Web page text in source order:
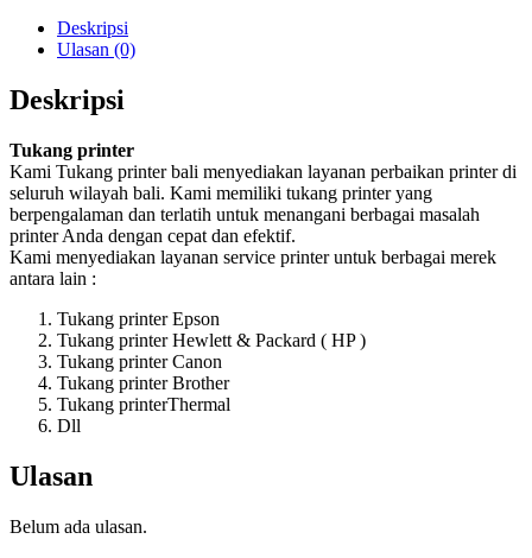
Deskripsi
Ulasan (0)
Deskripsi
Tukang printer
Kami Tukang printer bali menyediakan layanan perbaikan printer di
seluruh wilayah bali. Kami memiliki tukang printer yang
berpengalaman dan terlatih untuk menangani berbagai masalah
printer Anda dengan cepat dan efektif.
Kami menyediakan layanan service printer untuk berbagai merek
antara lain :
Tukang printer Epson
Tukang printer Hewlett & Packard ( HP )
Tukang printer Canon
Tukang printer Brother
Tukang printerThermal
Dll
Ulasan
Belum ada ulasan.